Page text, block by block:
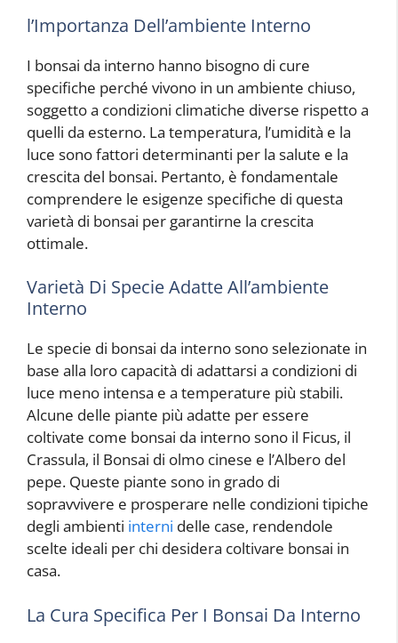
l’Importanza Dell’ambiente Interno
I bonsai da interno hanno bisogno di cure
specifiche perché vivono in un ambiente chiuso,
soggetto a condizioni climatiche diverse rispetto a
quelli da esterno. La temperatura, l’umidità e la
luce sono fattori determinanti per la salute e la
crescita del bonsai. Pertanto, è fondamentale
comprendere le esigenze specifiche di questa
varietà di bonsai per garantirne la crescita
ottimale.
Varietà Di Specie Adatte All’ambiente
Interno
Le specie di bonsai da interno sono selezionate in
base alla loro capacità di adattarsi a condizioni di
luce meno intensa e a temperature più stabili.
Alcune delle piante più adatte per essere
coltivate come bonsai da interno sono il Ficus, il
Crassula, il Bonsai di olmo cinese e l’Albero del
pepe. Queste piante sono in grado di
sopravvivere e prosperare nelle condizioni tipiche
degli ambienti interni delle case, rendendole
scelte ideali per chi desidera coltivare bonsai in
casa.
La Cura Specifica Per I Bonsai Da Interno